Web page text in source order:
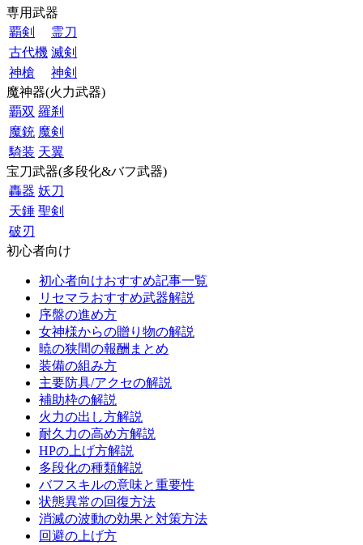
専用武器
覇剣
霊刀
古代機 滅剣
神槍
神剣
魔神器(火力武器)
覇双 羅刹
魔銃 魔剣
騎装 天翼
宝刀武器(多段化&バフ武器)
轟器 妖刀
天錘 聖剣
破刃
初心者向け
初心者向けおすすめ記事一覧
リセマラおすすめ武器解説
序盤の進め方
女神様からの贈り物の解説
暁の狭間の報酬まとめ
装備の組み方
主要防具/アクセの解説
補助枠の解説
火力の出し方解説
耐久力の高め方解説
HPの上げ方解説
多段化の種類解説
バフスキルの意味と重要性
状態異常の回復方法
消滅の波動の効果と対策方法
回避の上げ方